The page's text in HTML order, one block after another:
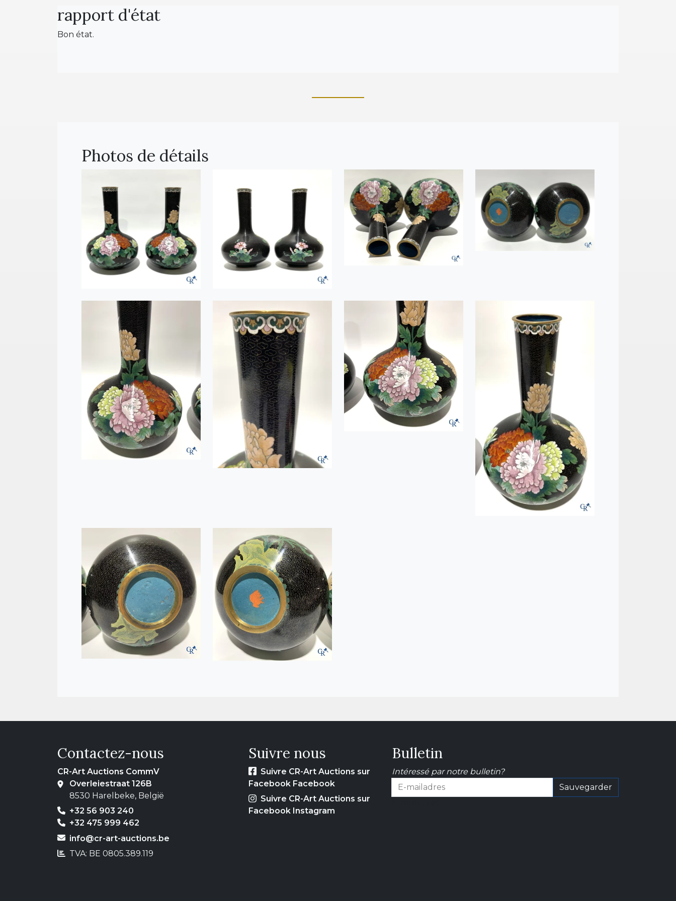
rapport d'état
Bon état.
Photos de détails
Contactez-nous
CR-Art Auctions CommV
Overleiestraat 126B
8530 Harelbeke, België
+32 56 903 240
+32 475 999 462
info@cr-art-auctions.be
TVA: BE 0805.389.119
Suivre nous
Suivre CR-Art Auctions sur
Facebook Facebook
Suivre CR-Art Auctions sur
Facebook Instagram
Bulletin
Intéressé par notre bulletin?
Sauvegarder